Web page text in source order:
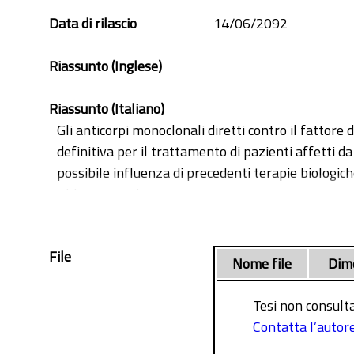
Data di rilascio
14/06/2092
Riassunto (Inglese)
Riassunto (Italiano)
Gli anticorpi monoclonali diretti contro il fattore
definitiva per il trattamento di pazienti affetti da
possibile influenza di precedenti terapie
Abbiamo analizzato retrospettivamente 305
mantenimento di PASI 75, 90 e 100 sia in
p-value 0,007), sono state costruite delle curve
anti-IL: p = 0,001; naïve ve vs anti-TNF + anti-
I nostri risultati mostrano l'efficacia clinica dei
File Nome file
Tesi non
Contatta